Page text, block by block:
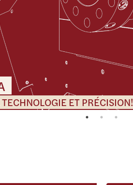
ET PRÉCISION!